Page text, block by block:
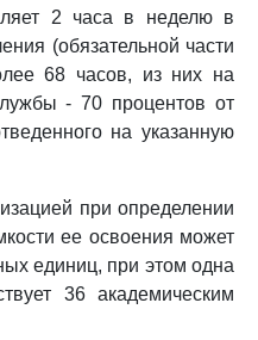
2 часа в неделю в
(обязательной части
68 часов, из них на
- 70 процентов от
на указанную
при определении
ее освоения может
единиц, при этом одна
36 академическим